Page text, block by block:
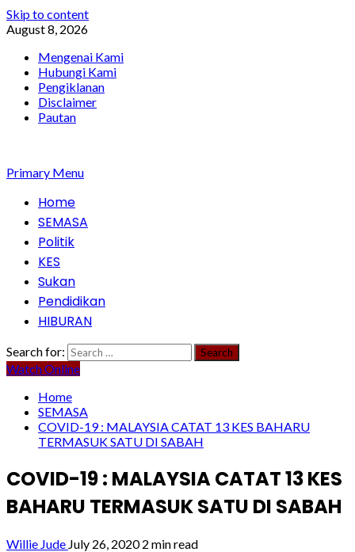
Skip to content
August 8, 2026
Mengenai Kami
Hubungi Kami
Pengiklanan
Disclaimer
Pautan
Primary Menu
Home
SEMASA
Politik
KES
Sukan
Pendidikan
HIBURAN
Search for:
Watch Online
Home
SEMASA
COVID-19 : MALAYSIA CATAT 13 KES BAHARU
TERMASUK SATU DI SABAH
COVID-19 : MALAYSIA CATAT 13 KES
BAHARU TERMASUK SATU DI SABAH
Willie Jude July 26, 20202 min read